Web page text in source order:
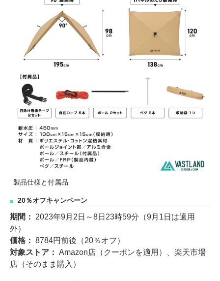
製品仕様と付属品
20％オフキャンペーン
期間： 2023年9月2日～8日23時59分（9月1日は適用
外）
価格： 8784円前後（20％オフ）
対象ストア： Amazon店（クーポンを適用）、楽天市場
店（そのまま購入）